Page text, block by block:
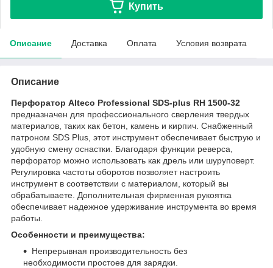
Купить
Описание Доставка Оплата Условия возврата
Описание
Перфоратор Alteco Professional SDS-plus RH 1500-32
предназначен для профессионального сверления твердых
материалов, таких как бетон, камень и кирпич. Снабженный
патроном SDS Plus, этот инструмент обеспечивает быструю и
удобную смену оснастки. Благодаря функции реверса,
перфоратор можно использовать как дрель или шуруповерт.
Регулировка частоты оборотов позволяет настроить
инструмент в соответствии с материалом, который вы
обрабатываете. Дополнительная фирменная рукоятка
обеспечивает надежное удерживание инструмента во время
работы.
Особенности и преимущества:
Непрерывная производительность без
необходимости простоев для зарядки.